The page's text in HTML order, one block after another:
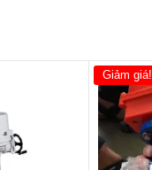
Giảm giá!